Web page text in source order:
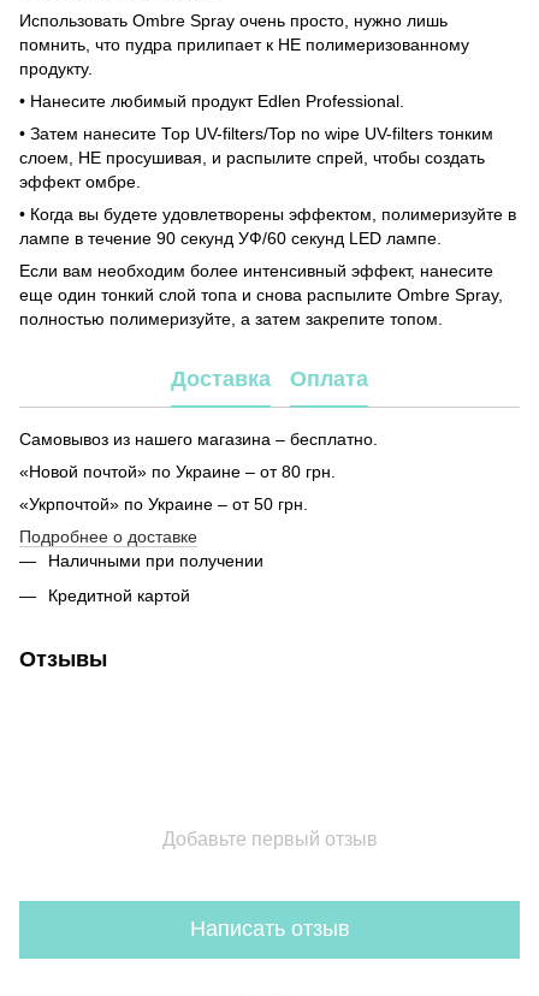
Использовать Ombre Spray очень просто, нужно лишь
помнить, что пудра прилипает к НЕ полимеризованному
продукту.
• Нанесите любимый продукт Edlen Professional.
• Затем нанесите Тор UV-filters/Top no wipe UV-filters тонким
слоем, НЕ просушивая, и распылите спрей, чтобы создать
эффект омбре.
• Когда вы будете удовлетворены эффектом, полимеризуйте в
лампе в течение 90 секунд УФ/60 секунд LED лампе.
Если вам необходим более интенсивный эффект, нанесите
еще один тонкий слой топа и снова распылите Ombre Spray,
полностью полимеризуйте, а затем закрепите топом.
Доставка Оплата
Самовывоз из нашего магазина – бесплатно.
«Новой почтой» по Украине – от 80 грн.
«Укрпочтой» по Украине – от 50 грн.
Подробнее о доставке
Наличными при получении
Кредитной картой
Отзывы
Добавьте первый отзыв
Написать отзыв